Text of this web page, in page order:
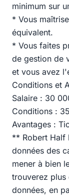
minimum sur
* Vous
équivalent.
* Vous faites
de gestion de
et vous avez
Conditions et
Salaire : 30
Conditions :
Avantages :
** Robert Half
données des
mener à bien
trouverez
données, en